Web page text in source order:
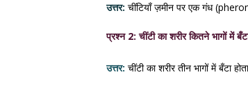
उत्तर: चींटियाँ ज़मीन पर एक गंध
प्रश्न 2: चींटी का शरीर कितने भागों में
उत्तर: चींटी का शरीर तीन भागों में बँटा